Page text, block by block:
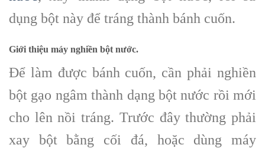
dụng bột này để tráng thành bánh cuốn.
Giới thiệu máy nghiền bột nước.
Để làm được bánh cuốn, cần phải nghiền
bột gạo ngâm thành dạng bột nước rồi mới
cho lên nồi tráng. Trước đây thường phải
xay bột bằng cối đá, hoặc dùng máy